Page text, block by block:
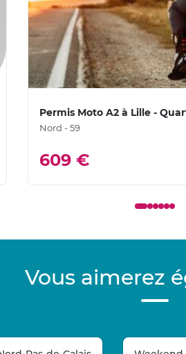
Permis Moto A2 à Lille -
Nord - 59
609 €
Vous aimerez